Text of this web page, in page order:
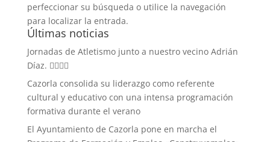
perfeccionar su búsqueda o utilice la navegación
para localizar la entrada.
Últimas noticias
Jornadas de Atletismo junto a nuestro vecino Adrián
Díaz. 🏃‍♀️🏃‍♂️
Cazorla consolida su liderazgo como referente
cultural y educativo con una intensa programación
formativa durante el verano
El Ayuntamiento de Cazorla pone en marcha el